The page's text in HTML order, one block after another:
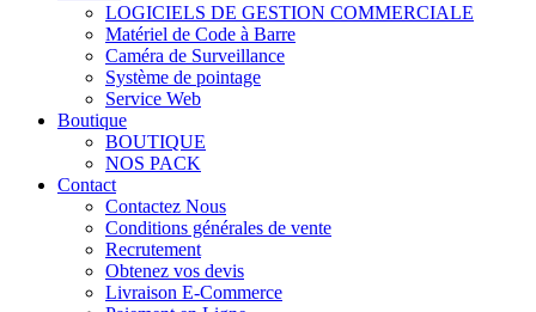
LOGICIELS DE GESTION COMMERCIALE
Matériel de Code à Barre
Caméra de Surveillance
Système de pointage
Service Web
Boutique
BOUTIQUE
NOS PACK
Contact
Contactez Nous
Conditions générales de vente
Recrutement
Obtenez vos devis
Livraison E-Commerce